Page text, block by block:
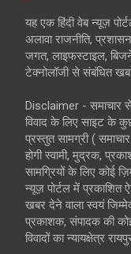
यह एक हिंदी वेब न्यूज़
अलावा राजनीति,
जगत, लाइफस्टाइल,
टेक्नोलॉजी से संबंधित
Disclaimer - समाचार
विवाद के लिए साइट के कुछ
प्रस्तुत सामग्री (
होगी स्वामी, मुद्रक,
सामग्रियों के लिए कोई
न्यूज़ पोर्टल में प्रकाशित
खबर देने वाला स्वयं
प्रकाशक, संपादक की कोई
विवादों का न्यायक्षेत्र